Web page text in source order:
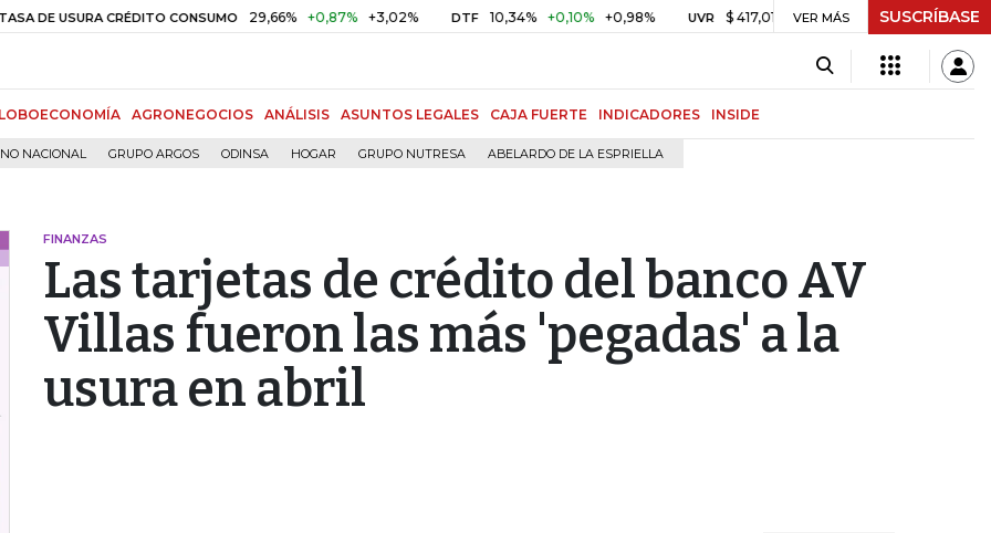
CRÉDITO CONSUMO 29,66% +0,87% +3,02% DTF 10,34% +0,10% +0,98% UVR $ 417,01 +$ 0,05 +0,01% BITCOIN US$
VER MÁS SUSCRÍBASE
AGRONEGOCIOS ANÁLISIS ASUNTOS LEGALES CAJA FUERTE INDICADORES INSIDE
NACIONAL GRUPO ARGOS ODINSA HOGAR GRUPO NUTRESA ABELARDO DE LA ESPRIELLA
FINANZAS
Las tarjetas de crédito del banco AV
Villas fueron las más 'pegadas' a la
usura en abril